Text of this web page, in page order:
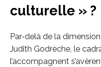
culturelle » ?
Par-delà de la
Judith Godrèche, le
l’accompagnent